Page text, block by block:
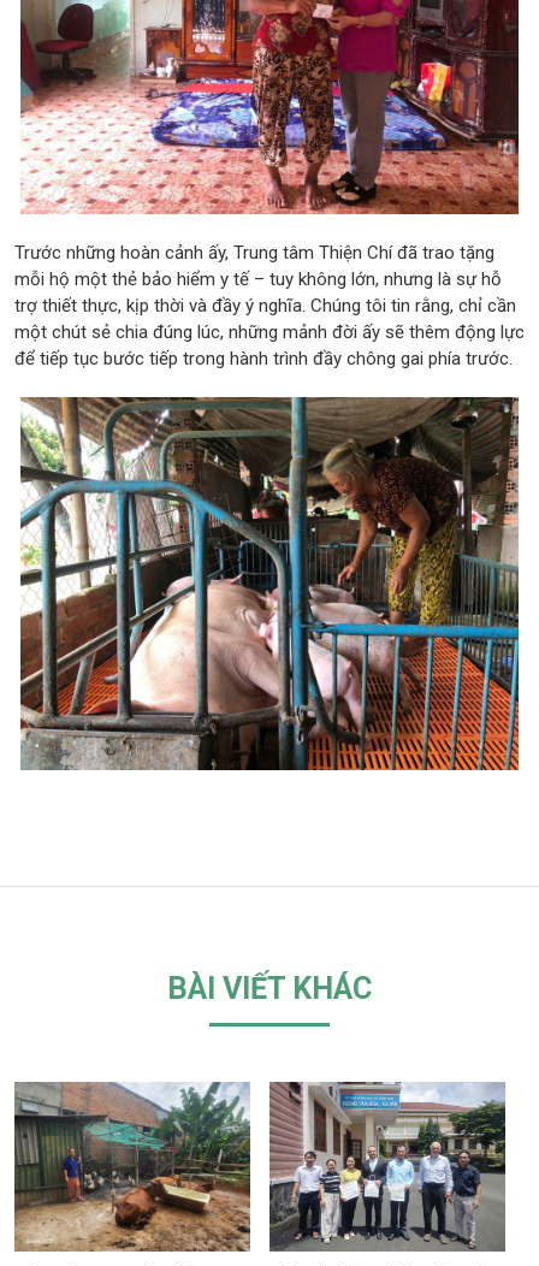
Trước những hoàn cảnh ấy, Trung tâm Thiện Chí đã trao tặng
mỗi hộ một thẻ bảo hiểm y tế – tuy không lớn, nhưng là sự hỗ
trợ thiết thực, kịp thời và đầy ý nghĩa. Chúng tôi tin rằng, chỉ cần
một chút sẻ chia đúng lúc, những mảnh đời ấy sẽ thêm động lực
để tiếp tục bước tiếp trong hành trình đầy chông gai phía trước.
BÀI VIẾT KHÁC